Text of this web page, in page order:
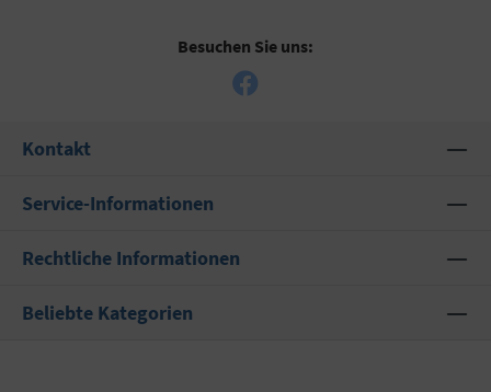
Besuchen Sie uns:
Kontakt
Service-Informationen
Rechtliche Informationen
Beliebte Kategorien